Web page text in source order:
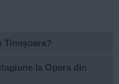
Timișoara?
la Opera din